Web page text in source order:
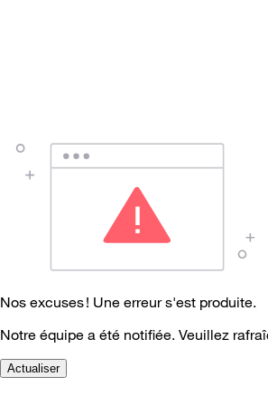
Nos excuses ! Une erreur s'est produite.
Notre équipe a été notifiée. Veuillez
Actualiser